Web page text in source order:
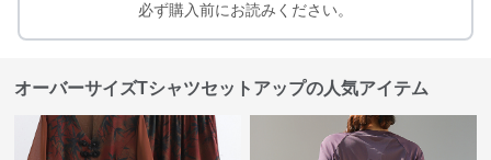
必ず購入前にお読みください。
オーバーサイズTシャツセットアップの人気アイテム